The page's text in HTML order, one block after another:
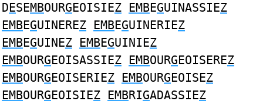
DESEMBOURGEOISIEZ EMBEGUINASSIEZ
EMBEGUINEREZ EMBEGUINERIEZ
EMBEGUINEZ EMBEGUINIEZ
EMBOURGEOISASSIEZ EMBOURGEOISEREZ
EMBOURGEOISERIEZ EMBOURGEOISEZ
EMBOURGEOISIEZ EMBRIGADASSIEZ